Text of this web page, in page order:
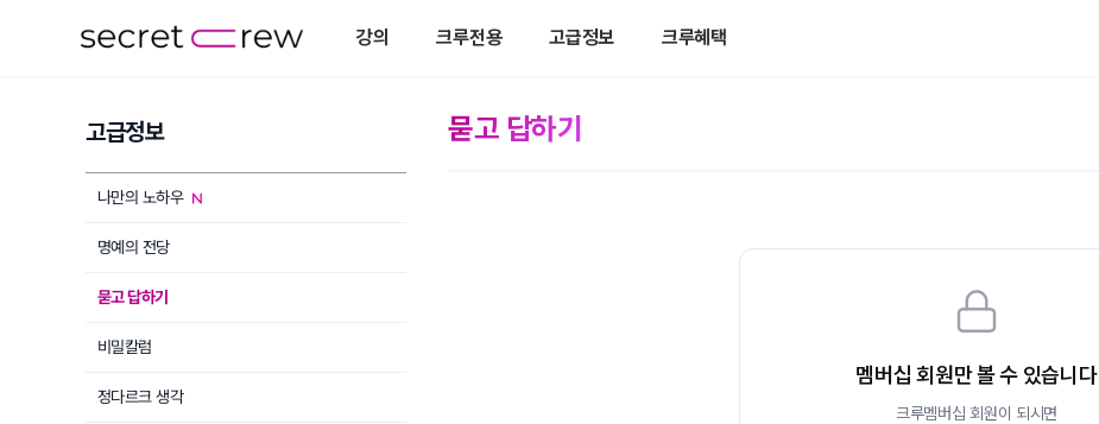
강의 크루전용 고급정보 크루혜택
고급정보
나만의 노하우
명예의 전당
묻고 답하기
비밀칼럼
정다르크 생각
묻고 답하기
멤버십 회원만 볼 수 있습니다
크루멤버십 회원이 되시면